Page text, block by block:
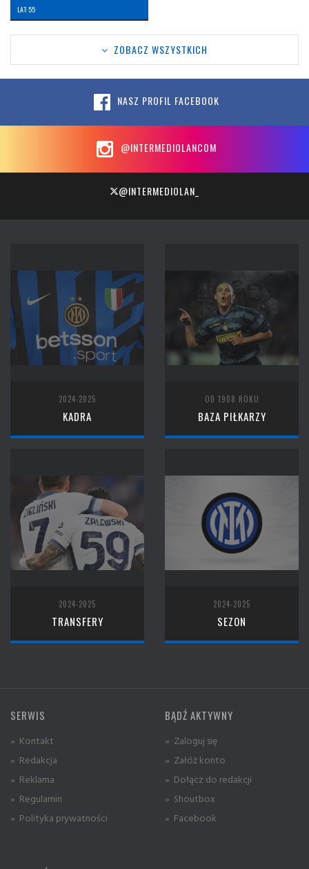
LAT: 55
ZOBACZ WSZYSTKICH
NASZ PROFIL FACEBOOK
@INTERMEDIOLANCOM
@INTERMEDIOLAN_
2024-2025
KADRA
OD 1908 ROKU
BAZA PIŁKARZY
2024-2025
TRANSFERY
2024-2025
SEZON
SERWIS
» Kontakt
» Redakcja
» Reklama
» Regulamin
» Polityka prywatności
BĄDŹ AKTYWNY
» Zaloguj się
» Załóż konto
» Dołącz do redakcji
» Shoutbox
» Facebook